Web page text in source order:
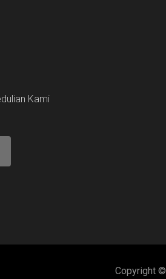
Kami
Copyright ©